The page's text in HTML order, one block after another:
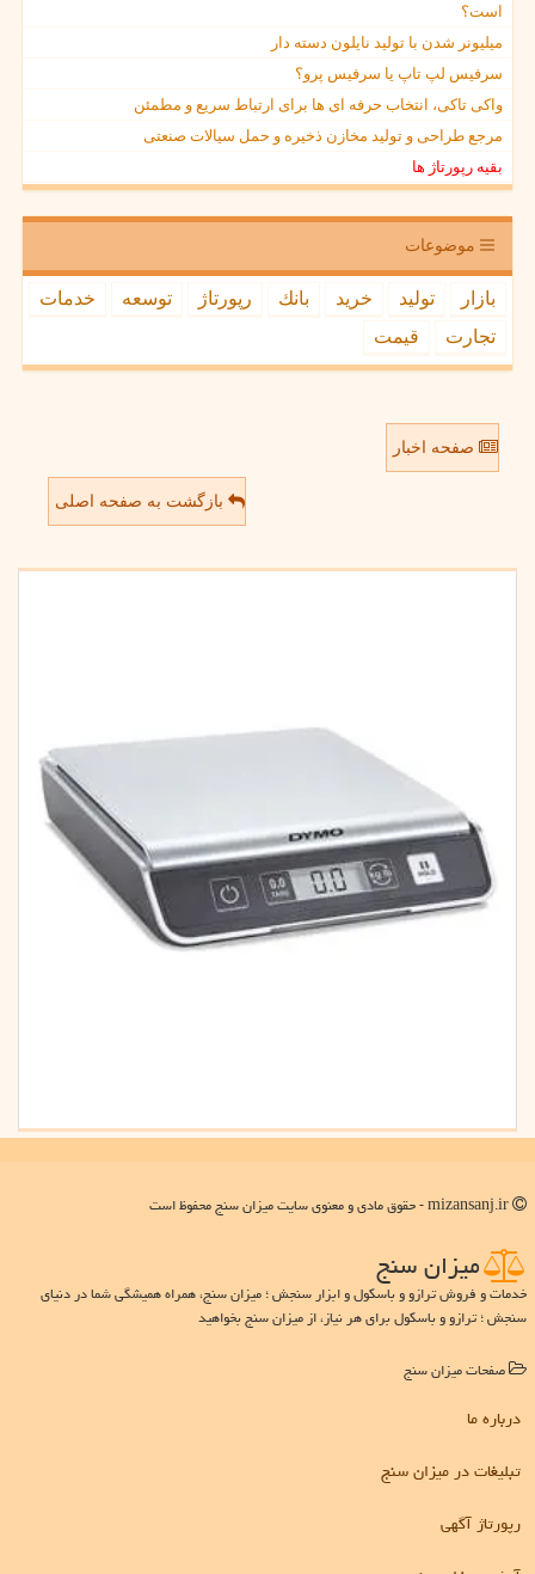
است؟
میلیونر شدن با تولید نایلون دسته دار
سرفیس لپ تاپ یا سرفیس پرو؟
واکی تاکی، انتخاب حرفه ای ها برای ارتباط سریع و مطمئن
مرجع طراحی و تولید مخازن ذخیره و حمل سیالات صنعتی
بقیه رپورتاژ ها
موضوعات
بازار تولید خرید بانك رپورتاژ توسعه
خدمات
تجارت
قیمت
صفحه اخبار
بازگشت به صفحه اصلی
میزان سنج
خدمات و فروش ترازو و باسکول و ابزار سنجش ؛ میزان سنج، همراه همیشگی شما در دنیای
سنجش ؛ ترازو و باسکول برای هر نیاز، از میزان سنج بخواهید
صفحات میزان سنج
درباره ما
تبلیغات در میزان سنج
رپورتاژ آگهی